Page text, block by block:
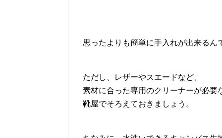
思ったよりも簡単に手入れが出来るん
ただし、レザーやスエードなど、
素材に合った専用のクリーナーが必要
靴屋でそろえておきましょう。